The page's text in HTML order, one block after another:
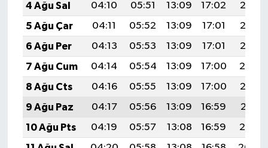
4 Ağu Sal
04:10 05:51 13:09 17:02
20:17
5 Ağu Çar
04:11 05:52 13:09 17:01
20:16
6 Ağu Per
04:13 05:53 13:09 17:01
20:15
7 Ağu Cum
04:14 05:54 13:09 17:00
20:14
8 Ağu Cts
04:16 05:55 13:09 17:00
20:13
9 Ağu Paz
04:17 05:56 13:09 16:59
20:11
10 Ağu Pts
04:19 05:57 13:08 16:59
20:10